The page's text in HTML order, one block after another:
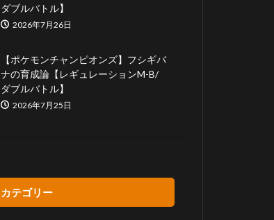
ダブルバトル】
2026年7月26日
【ポケモンチャンピオンズ】フシギバ
ナの育成論【レギュレーションM-B/
ダブルバトル】
2026年7月25日
カテゴリー